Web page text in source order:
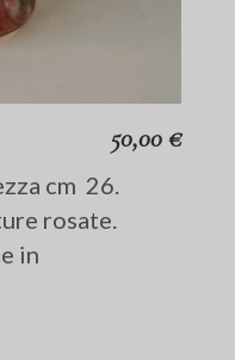
50,00 €
cm 26.
rosate.
in